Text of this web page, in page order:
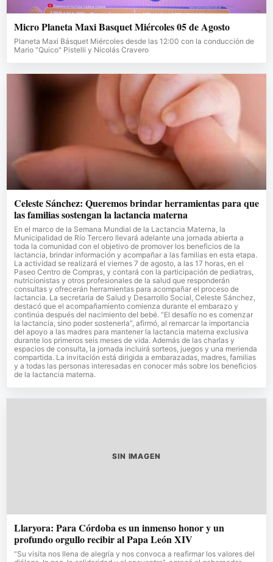
Micro Planeta Maxi Basquet Miércoles 05 de Agosto
Planeta Maxi Básquet Miércoles desde las 12:00 con la conducción de
Mario "Quico" Pistelli y Nicolás Cravero
Celeste Sánchez: Queremos brindar herramientas para que
las familias sostengan la lactancia materna
En el marco de la Semana Mundial de la Lactancia Materna, la
Municipalidad de Río Tercero llevará adelante una jornada abierta a
toda la comunidad con el objetivo de promover los beneficios de la
lactancia, brindar información y acompañar a las familias en esta etapa.
La actividad se realizará el viernes 7 de agosto, a las 17 horas, en el
Paseo Centro de Compras, y contará con la participación de pediatras,
nutricionistas y otros profesionales de la salud que responderán
consultas y ofrecerán herramientas para acompañar el proceso de
lactancia. La secretaria de Salud y Desarrollo Social, Celeste Sánchez,
destacó que el acompañamiento comienza durante el embarazo y
continúa después del nacimiento del bebé. “El desafío no es comenzar
la lactancia, sino poder sostenerla”, afirmó, al remarcar la importancia
del apoyo a las madres para mantener la lactancia materna exclusiva
durante los primeros seis meses de vida. Además de las charlas y
espacios de consulta, la jornada incluirá sorteos, juegos y una merienda
compartida. La invitación está dirigida a embarazadas, madres, familias
y a todas las personas interesadas en conocer más sobre los beneficios
de la lactancia materna.
SIN IMAGEN
Llaryora: Para Córdoba es un inmenso honor y un
profundo orgullo recibir al Papa León XIV
“Su visita nos llena de alegría y nos convoca a reafirmar los valores del